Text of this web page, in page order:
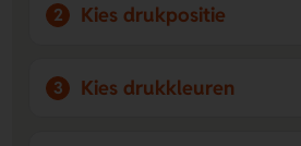
2 Kies drukpositie
3 Kies drukkleuren